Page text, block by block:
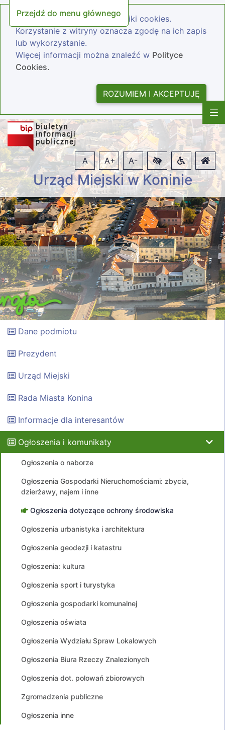
Przejdź do menu głównego
Nasza strona wykorzystuje pliki cookies.
Korzystanie z witryny oznacza zgodę na ich zapis
lub wykorzystanie.
Więcej informacji można znaleźć w Polityce
Cookies.
ROZUMIEM I AKCEPTUJĘ
Urząd Miejski w Koninie
A A+ A-
Dane podmiotu
Prezydent
Urząd Miejski
Rada Miasta Konina
Informacje dla interesantów
Ogłoszenia i komunikaty
Ogłoszenia o naborze
Ogłoszenia Gospodarki Nieruchomościami: zbycia,
dzierżawy, najem i inne
Ogłoszenia dotyczące ochrony środowiska
Ogłoszenia urbanistyka i architektura
Ogłoszenia geodezji i katastru
Ogłoszenia: kultura
Ogłoszenia sport i turystyka
Ogłoszenia gospodarki komunalnej
Ogłoszenia oświata
Ogłoszenia Wydziału Spraw Lokalowych
Ogłoszenia Biura Rzeczy Znalezionych
Ogłoszenia dot. polowań zbiorowych
Zgromadzenia publiczne
Ogłoszenia inne